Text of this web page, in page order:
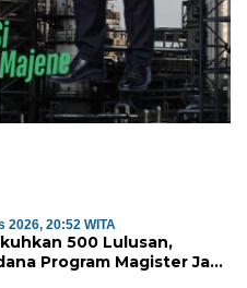
2026, 20:52 WITA
500 Lulusan,
Program Magister Jadi